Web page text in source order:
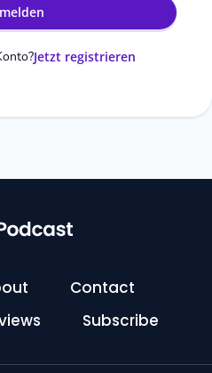
Jetzt registrieren
Contact
Subscribe